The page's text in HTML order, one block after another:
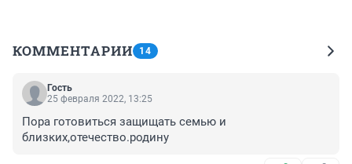
КОММЕНТАРИИ 14
Гость
25 февраля 2022, 13:25
Пора готовиться защищать семью и
близких,отечество.родину